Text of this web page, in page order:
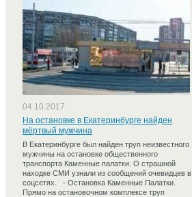
04.10.2017
На остановке в Екатеринбурге найден
мёртвый мужчина
В Екатеринбурге был найден труп неизвестного
мужчины на остановке общественного
транспорта Каменные палатки. О страшной
находке СМИ узнали из сообщений очевидцев в
соцсетях. - Остановка Каменные Палатки.
Прямо на остановочном комплексе труп